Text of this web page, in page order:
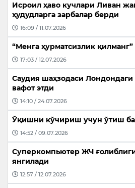
Исроил ҳаво кучлари Ливан
ҳудудларга зарбалар берди
16:09 / 11.07.2026
“Менга ҳурматсизлик қилманг”
17:03 / 12.07.2026
Саудия шаҳзодаси
вафот этди
14:10 / 24.07.2026
Ўқишни кўчириш учун ўтиш
14:52 / 09.07.2026
Суперкомпьютер ЖЧ
янгилади
12:57 / 12.07.2026